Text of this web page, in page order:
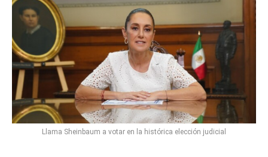
Llama Sheinbaum a votar en la histórica elección judicial